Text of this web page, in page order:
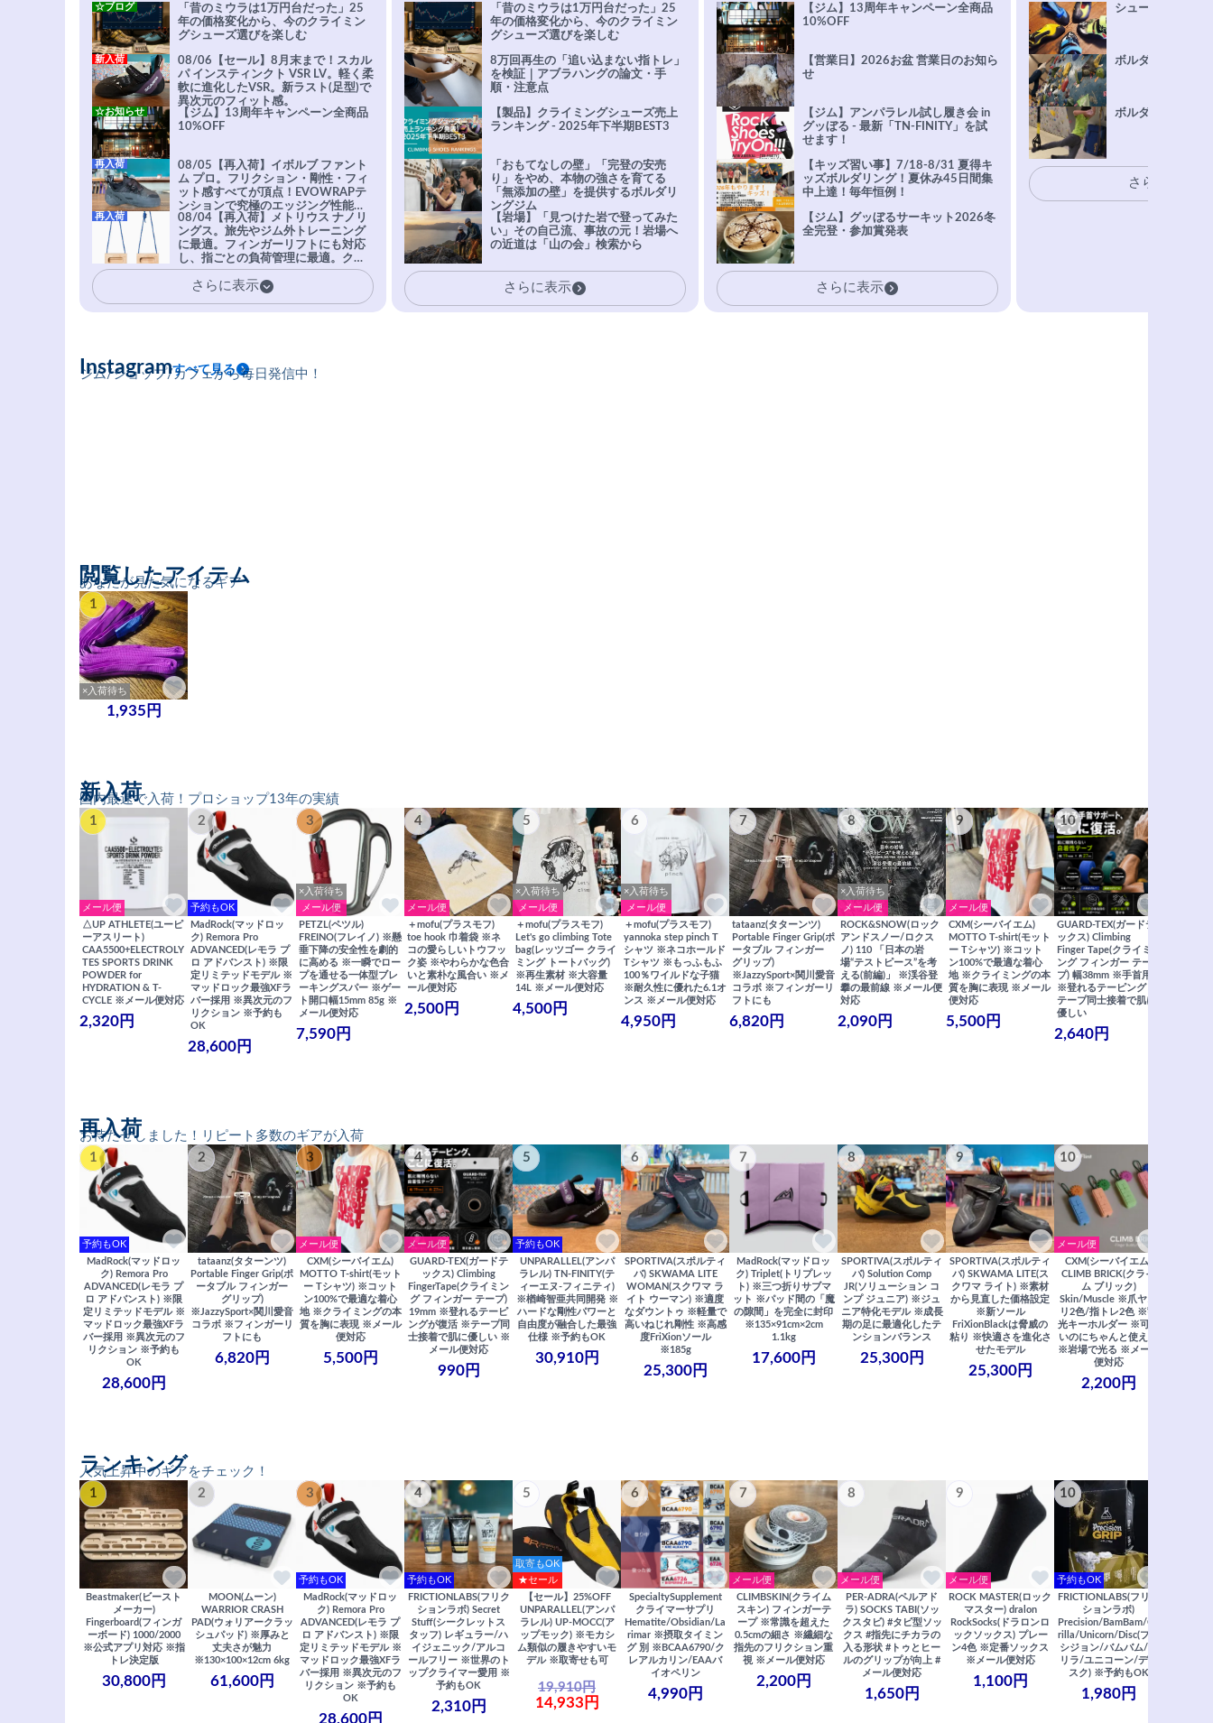
「昔のミウラは1万円台だった」25
年の価格変化から、今のクライミン
グシューズ選びを楽しむ
☆ブログ
08/06【セール】8月末まで！スカル
パ インスティンクト VSR LV。軽く柔
軟に進化したVSR。新ラスト(足型)で
異次元のフィット感。
新入荷
【ジム】13周年キャンペーン全商品
10%OFF
☆お知らせ
08/05【再入荷】イボルブ ファント
ム プロ。フリクション・剛性・フィ
ット感すべてが頂点！EVOWRAPテ
ンションで究極のエッジング性能を
実現。進化系ラバーEvo-74はTRAX
を凌駕する粘着力で極小ホールドに
安心感。
再入荷
08/04【再入荷】メトリウス ナノリ
ングス。旅先やジム外トレーニング
に最適。フィンガーリフトにも対応
し、指ごとの負荷管理に最適。クラ
イマーの指を本気で鍛えるギア。
再入荷
さらに表示
「昔のミウラは1万円台だった」25
年の価格変化から、今のクライミン
グシューズ選びを楽しむ
8万回再生の「追い込まない指トレ」
を検証｜アブラハングの論文・手
順・注意点
【製品】クライミングシューズ売上
ランキング - 2025年下半期BEST3
「おもてなしの壁」「完登の安売
り」をやめ、本物の強さを育てる
「無添加の壁」を提供するボルダリ
ングジム
【岩場】「見つけた岩で登ってみた
い」その自己流、事故の元！岩場へ
の近道は「山の会」検索から
さらに表示
【ジム】13周年キャンペーン全商品
10%OFF
【営業日】2026お盆 営業日のお知ら
せ
【ジム】アンパラレル試し履き会 in
グッぼる - 最新「TN-FINITY」を試
せます！
【キッズ習い事】7/18-8/31 夏得キ
ッズボルダリング！夏休み45日間集
中上達！毎年恒例！
【ジム】グッぼるサーキット2026冬
全完登・参加賞発表
さらに表示
シューズ選びFAQ
ボルダリング上達
ボルダリングトレ
さらに表示
ジム/ショップ/カフェから毎日発信中！
Instagramすべて見る
あなたが見た気になるギア
閲覧したアイテム
1
×入荷待ち
1,935円
国内最速で入荷！プロショップ13年の実績
新入荷
1
メール便
△UP ATHLETE(ユーピ
ーアスリート)
CAA5500+ELECTROLY
TES SPORTS DRINK
POWDER for
HYDRATION & T-
CYCLE ※メール便対応
2,320円
2
予約もOK
MadRock(マッドロッ
ク) Remora Pro
ADVANCED(レモラ プ
ロ アドバンスト) ※限
定リミテッドモデル ※
マッドロック最強XFラ
バー採用 ※異次元のフ
リクション ※予約も
OK
28,600円
3
×入荷待ち
メール便
PETZL(ペツル)
FREINO(フレイノ) ※懸
垂下降の安全性を劇的
に高める ※一瞬でロー
プを通せる一体型ブレ
ーキングスパー ※ゲー
ト開口幅15mm 85g ※
メール便対応
7,590円
4
メール便
＋mofu(プラスモフ)
toe hook 巾着袋 ※ネ
コの愛らしいトウフッ
ク姿 ※やわらかな色合
いと素朴な風合い ※メ
ール便対応
2,500円
5
×入荷待ち
メール便
＋mofu(プラスモフ)
Let's go climbing Tote
bag(レッツゴー クライ
ミング トートバッグ)
※再生素材 ※大容量
14L ※メール便対応
4,500円
6
×入荷待ち
メール便
＋mofu(プラスモフ)
yannoka step pinch T
シャツ ※ネコホールド
Tシャツ ※もっふもふ
100％ワイルドな子猫
※耐久性に優れた6.1オ
ンス ※メール便対応
4,950円
7
tataanz(タターンツ)
Portable Finger Grip(ポ
ータブル フィンガー
グリップ)
※JazzySport×関川愛音
コラボ ※フィンガーリ
フトにも
6,820円
8
×入荷待ち
メール便
ROCK&SNOW(ロック
アンドスノー/ロクス
ノ) 110 「日本の岩
場“テストピース”を考
える(前編)」 ※渓谷登
攀の最前線 ※メール便
対応
2,090円
9
メール便
CXM(シーバイエム)
MOTTO T-shirt(モット
ー Tシャツ) ※コット
ン100%で最適な着心
地 ※クライミングの本
質を胸に表現 ※メール
便対応
5,500円
10
GUARD-TEX(ガードテ
ックス) Climbing
Finger Tape(クライミ
ング フィンガー テー
プ) 幅38mm ※手首用
※登れるテーピング ※
テープ同士接着で肌に
優しい
2,640円
お待たせしました！リピート多数のギアが入荷
再入荷
1
予約もOK
MadRock(マッドロッ
ク) Remora Pro
ADVANCED(レモラ プ
ロ アドバンスト) ※限
定リミテッドモデル ※
マッドロック最強XFラ
バー採用 ※異次元のフ
リクション ※予約も
OK
28,600円
2
tataanz(タターンツ)
Portable Finger Grip(ポ
ータブル フィンガー
グリップ)
※JazzySport×関川愛音
コラボ ※フィンガーリ
フトにも
6,820円
3
メール便
CXM(シーバイエム)
MOTTO T-shirt(モット
ー Tシャツ) ※コット
ン100%で最適な着心
地 ※クライミングの本
質を胸に表現 ※メール
便対応
5,500円
4
メール便
GUARD-TEX(ガードテ
ックス) Climbing
FingerTape(クライミン
グ フィンガー テープ)
19mm ※登れるテーピ
ングが復活 ※テープ同
士接着で肌に優しい ※
メール便対応
990円
5
予約もOK
UNPARALLEL(アンパ
ラレル) TN-FINITY(テ
ィーエヌ-フィニティ)
※楢崎智亜共同開発 ※
ハードな剛性パワーと
自由度が融合した最強
仕様 ※予約もOK
30,910円
6
SPORTIVA(スポルティ
バ) SKWAMA LITE
WOMAN(スクワマ ラ
イト ウーマン) ※適度
なダウントゥ ※軽量で
高いねじれ剛性 ※高感
度FriXionソール
※185g
25,300円
7
MadRock(マッドロッ
ク) Triplet(トリプレッ
ト) ※三つ折りサブマ
ット ※パッド間の「魔
の隙間」を完全に封印
※135×91cm×2cm
1.1kg
17,600円
8
SPORTIVA(スポルティ
バ) Solution Comp
JR(ソリューション コ
ンプ ジュニア) ※ジュ
ニア特化モデル ※成長
期の足に最適化したテ
ンションバランス
25,300円
9
SPORTIVA(スポルティ
バ) SKWAMA LITE(ス
クワマ ライト) ※素材
から見直した価格設定
※新ソール
FriXionBlackは脅威の
粘り ※快適さを進化さ
せたモデル
25,300円
10
メール便
CXM(シーバイエム)
CLIMB BRICK(クライ
ム ブリック)
Skin/Muscle ※爪ヤス
リ2色/指トレ2色 ※蓄
光キーホルダー ※可愛
いのにちゃんと使える
※岩場で光る ※メール
便対応
2,200円
人気上昇中のギアをチェック！
ランキング
1
Beastmaker(ビースト
メーカー)
Fingerboard(フィンガ
ーボード) 1000/2000
※公式アプリ対応 ※指
トレ決定版
30,800円
2
MOON(ムーン)
WARRIOR CRASH
PAD(ウォリアークラッ
シュパッド) ※厚みと
丈夫さが魅力
※130×100×12cm 6kg
61,600円
3
予約もOK
MadRock(マッドロッ
ク) Remora Pro
ADVANCED(レモラ プ
ロ アドバンスト) ※限
定リミテッドモデル ※
マッドロック最強XFラ
バー採用 ※異次元のフ
リクション ※予約も
OK
28,600円
4
予約もOK
FRICTIONLABS(フリク
ションラボ) Secret
Stuff(シークレットス
タッフ) レギュラー/ハ
イジェニック/アルコ
ールフリー ※世界のト
ップクライマー愛用 ※
予約もOK
2,310円
5
取寄もOK
★セール
【セール】25%OFF
UNPARALLEL(アンパ
ラレル) UP-MOCC(ア
ップモック) ※モカシ
ム類似の履きやすいモ
デル ※取寄せも可
19,910円
14,933円
6
SpecialtySupplement
クライマーサプリ
Hematite/Obsidian/La
rimar ※摂取タイミン
グ 別 ※BCAA6790/ク
レアルカリン/EAAバ
イオペリン
4,990円
7
メール便
CLIMBSKIN(クライム
スキン) フィンガーテ
ープ ※常識を超えた
0.5cmの細さ ※繊細な
指先のフリクション重
視 ※メール便対応
2,200円
8
メール便
PER-ADRA(ペルアド
ラ) SOCKS TABI(ソッ
クスタビ) #タビ型ソッ
クス #指先にチカラの
入る形状 #トゥとヒー
ルのグリップが向上 #
メール便対応
1,650円
9
メール便
ROCK MASTER(ロック
マスター) dralon
RockSocks(ドラロンロ
ックソックス) プレー
ン4色 ※定番ソックス
※メール便対応
1,100円
10
予約もOK
FRICTIONLABS(フリク
ションラボ)
Precision/BamBam/Go
rilla/Unicorn/Disc(プレ
シジョン/バムバム/ゴ
リラ/ユニコーン/ディ
スク) ※予約もOK
1,980円